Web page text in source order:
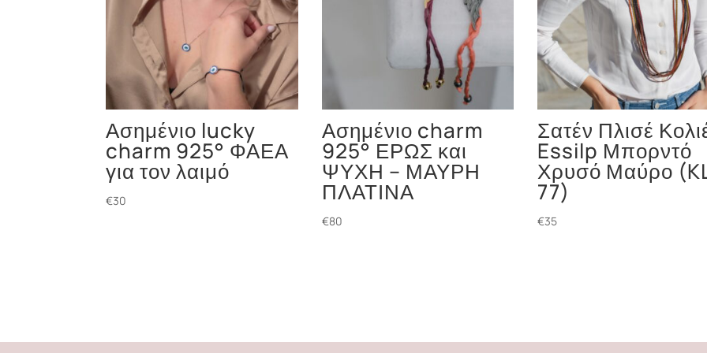
Ασημένιο lucky
charm 925° ΦΑΕΑ
για τον λαιμό
€30
Ασημένιο charm
925° ΕΡΩΣ και
ΨΥΧΗ – ΜΑΥΡΗ
ΠΛΑΤΙΝΑ
€80
Σατέν Πλισέ
Essilp Μπορντό
Χρυσό Μαύρο
77)
€35